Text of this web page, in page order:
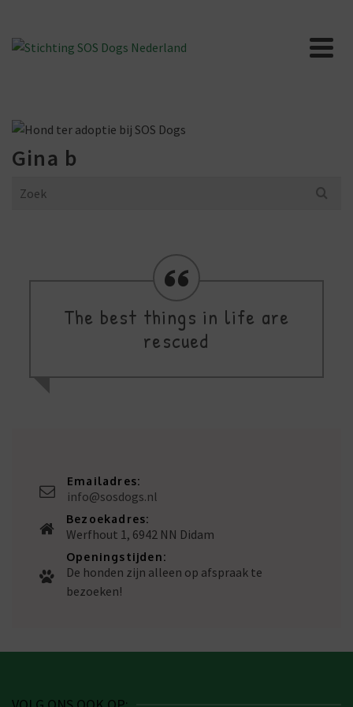
Gina b
Search
The best things in life are
rescued
Emailadres:
info@sosdogs.nl
Bezoekadres:
Werfhout 1, 6942 NN Didam
Openingstijden:
De honden zijn alleen op afspraak te
bezoeken!